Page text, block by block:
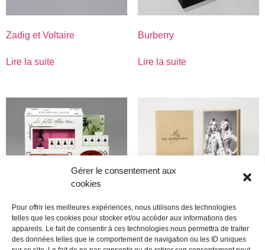
Gérer le consentement aux
cookies
Pour offrir les meilleures expériences, nous utilisons des technologies
telles que les cookies pour stocker et/ou accéder aux informations des
appareils. Le fait de consentir à ces technologies nous permettra de traiter
des données telles que le comportement de navigation ou les ID uniques
Zadig et Voltaire
Lire la suite
Burberry
Lire la suite
Guerlain Burberry